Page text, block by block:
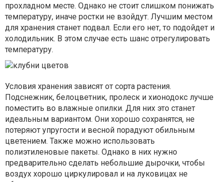
прохладном месте. Однако не стоит слишком понижать
температуру, иначе ростки не взойдут. Лучшим местом
для хранения станет подвал. Если его нет, то подойдет и
холодильник. В этом случае есть шанс отрегулировать
температуру.
Условия хранения зависят от сорта растения.
Подснежник, белоцветник, пролеск и хионодокс лучше
поместить во влажные опилки. Для них это станет
идеальным вариантом. Они хорошо сохранятся, не
потеряют упругости и весной порадуют обильным
цветением. Также можно использовать
полиэтиленовые пакеты. Однако в них нужно
предварительно сделать небольшие дырочки, чтобы
воздух хорошо циркулировал и на луковицах не